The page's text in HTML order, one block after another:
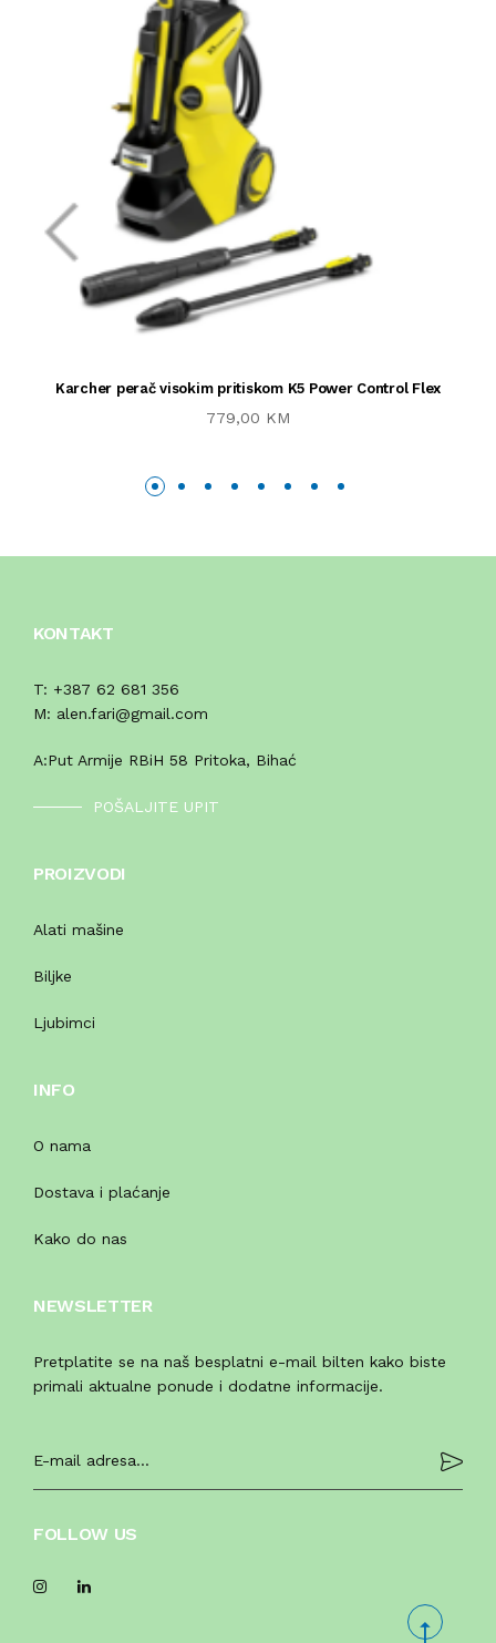
Karcher perač visokim pritiskom K5 Power Control Flex
779,00 KM
KONTAKT
T: +387 62 681 356
M: alen.fari@gmail.com
A:Put Armije RBiH 58 Pritoka, Bihać
POŠALJITE UPIT
PROIZVODI
Alati mašine
Biljke
Ljubimci
INFO
O nama
Dostava i plaćanje
Kako do nas
NEWSLETTER
Pretplatite se na naš besplatni e-mail bilten kako biste
primali aktualne ponude i dodatne informacije.
FOLLOW US